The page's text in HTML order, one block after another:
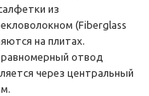
из
(Fiberglass
на плитах.
равномерный отвод
через центральный